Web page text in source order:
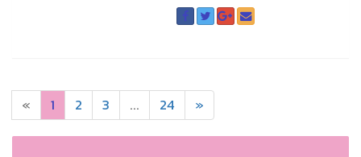
« 1 2 3 ... 24 »